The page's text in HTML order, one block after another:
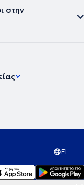
στην
EL